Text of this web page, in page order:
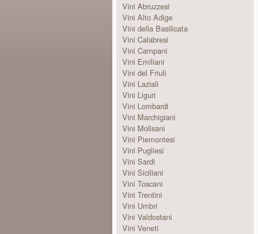
Vini Abruzzesi
Vini Alto Adige
Vini della Basilicata
Vini Calabresi
Vini Campani
Vini Emiliani
Vini del Friuli
Vini Laziali
Vini Liguri
Vini Lombardi
Vini Marchigiani
Vini Molisani
Vini Piemontesi
Vini Pugliesi
Vini Sardi
Vini Siciliani
Vini Toscani
Vini Trentini
Vini Umbri
Vini Valdostani
Vini Veneti